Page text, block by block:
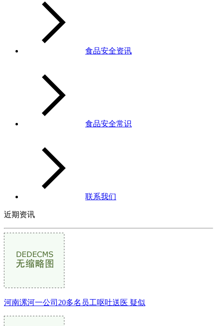
食品安全资讯
食品安全常识
联系我们
近期资讯
河南漯河一公司20多名员工呕吐送医 疑似